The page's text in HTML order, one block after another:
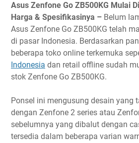
Asus Zenfone Go ZB500KG Mulai
Harga & Spesifikasinya – Belum
Asus Zenfone Go ZB500KG telah
di pasar Indonesia. Berdasarkan
beberapa toko online terkemuka
Indonesia dan retail offline sudah
stok Zenfone Go ZB500KG.
Ponsel ini mengusung desain yang
dengan Zenfone 2 series atau
sebelumnya yang dibalut dengan
tersedia dalam beberapa varian